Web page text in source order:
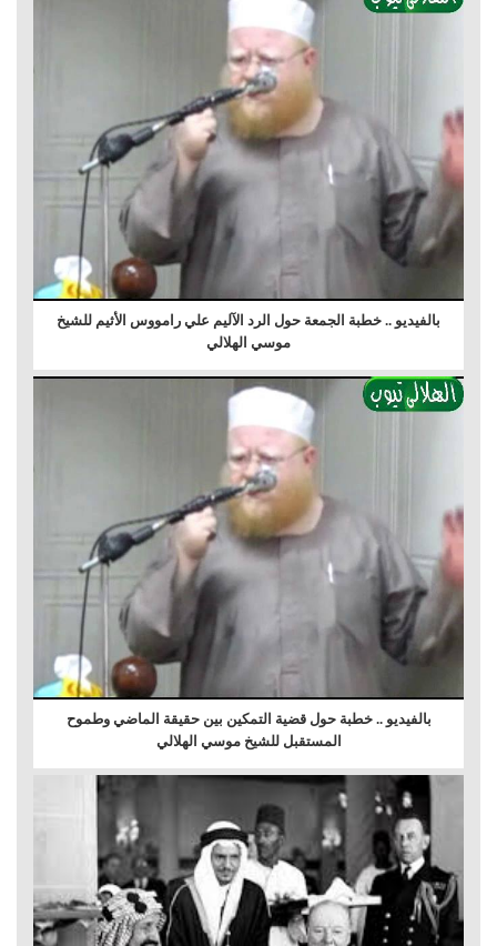
بالفيديو .. خطبة الجمعة حول الرد الآليم علي رامووس الأثيم للشيخ
موسي الهلالي
بالفيديو .. خطبة حول قضية التمكين بين حقيقة الماضي وطموح
المستقبل للشيخ موسي الهلالي